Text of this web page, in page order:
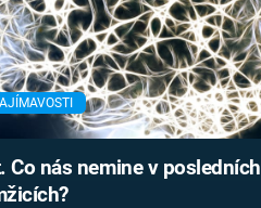
Co nás nemine v posledních